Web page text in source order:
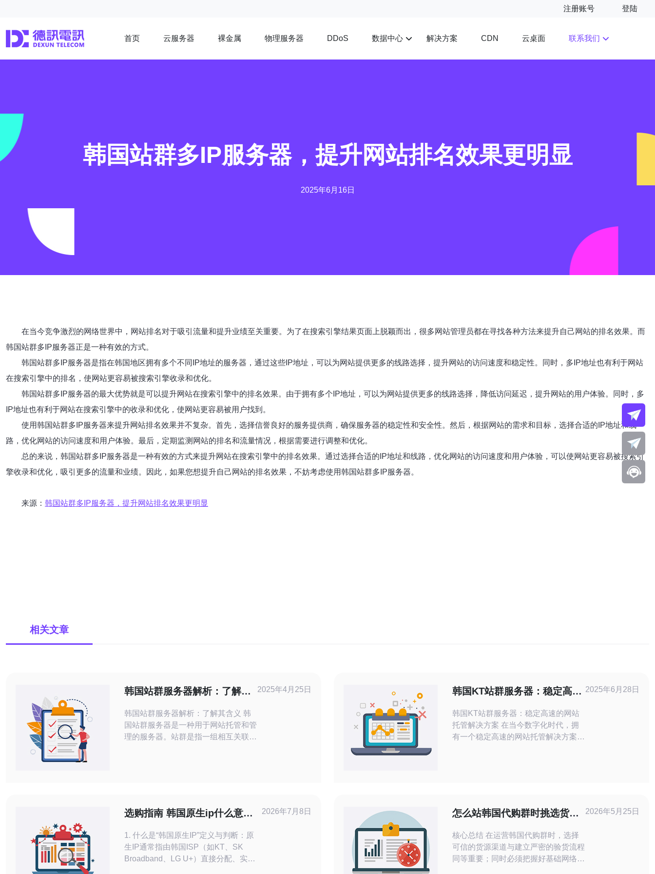
注册账号 登陆
首页 云服务器 裸金属 物理服务器 DDoS 数据中心 解决方案 CDN 云桌面 联系我们
韩国站群多IP服务器，提升网站排名效果更明显
2025年6月16日
在当今竞争激烈的网络世界中，网站排名对于吸引流量和提升业绩至关重要。为了在搜索引擎结果页面上脱颖而出，很多网站管理员都在寻找各种方法来提升自己网站的排名效果。而
韩国站群多IP服务器正是一种有效的方式。
韩国站群多IP服务器是指在韩国地区拥有多个不同IP地址的服务器，通过这些IP地址，可以为网站提供更多的线路选择，提升网站的访问速度和稳定性。同时，多IP地址也有利于网站
在搜索引擎中的排名，使网站更容易被搜索引擎收录和优化。
韩国站群多IP服务器的最大优势就是可以提升网站在搜索引擎中的排名效果。由于拥有多个IP地址，可以为网站提供更多的线路选择，降低访问延迟，提升网站的用户体验。同时，多
IP地址也有利于网站在搜索引擎中的收录和优化，使网站更容易被用户找到。
使用韩国站群多IP服务器来提升网站排名效果并不复杂。首先，选择信誉良好的服务提供商，确保服务器的稳定性和安全性。然后，根据网站的需求和目标，选择合适的IP地址和线
路，优化网站的访问速度和用户体验。最后，定期监测网站的排名和流量情况，根据需要进行调整和优化。
总的来说，韩国站群多IP服务器是一种有效的方式来提升网站在搜索引擎中的排名效果。通过选择合适的IP地址和线路，优化网站的访问速度和用户体验，可以使网站更容易被搜索引
擎收录和优化，吸引更多的流量和业绩。因此，如果您想提升自己网站的排名效果，不妨考虑使用韩国站群多IP服务器。
来源： 韩国站群多IP服务器，提升网站排名效果更明显
相关文章
韩国站群服务器解析：了解其
韩国站群服务器解析：了解其含义 韩
国站群服务器是一种用于网站托管和管
理的服务器。站群是指一组相互关联的
够提供稳定的服务器性能和快速的网站
访问速度。 安全
2025年4月25日
韩国KT站群服务器：稳定高速
韩国KT站群服务器：稳定高速的网站
托管解决方案 在当今数字化时代，拥
有一个稳定高速的网站托管解决方案是
设备，保证了服务器的稳定性和高速。
与传统的托管方案相比
2025年6月28日
选购指南 韩国原生ip什么意思
1. 什么是“韩国原生IP”定义与判断：原
生IP通常指由韩国ISP（如KT、SK
Broadband、LG U+）直接分配、实际
2026年7月8日
怎么站韩国代购群时挑选货源
核心总结 在运营韩国代购群时，选择
可信的货源渠道与建立严密的验货流程
同等重要；同时必须把握好基础网络架
2026年5月25日